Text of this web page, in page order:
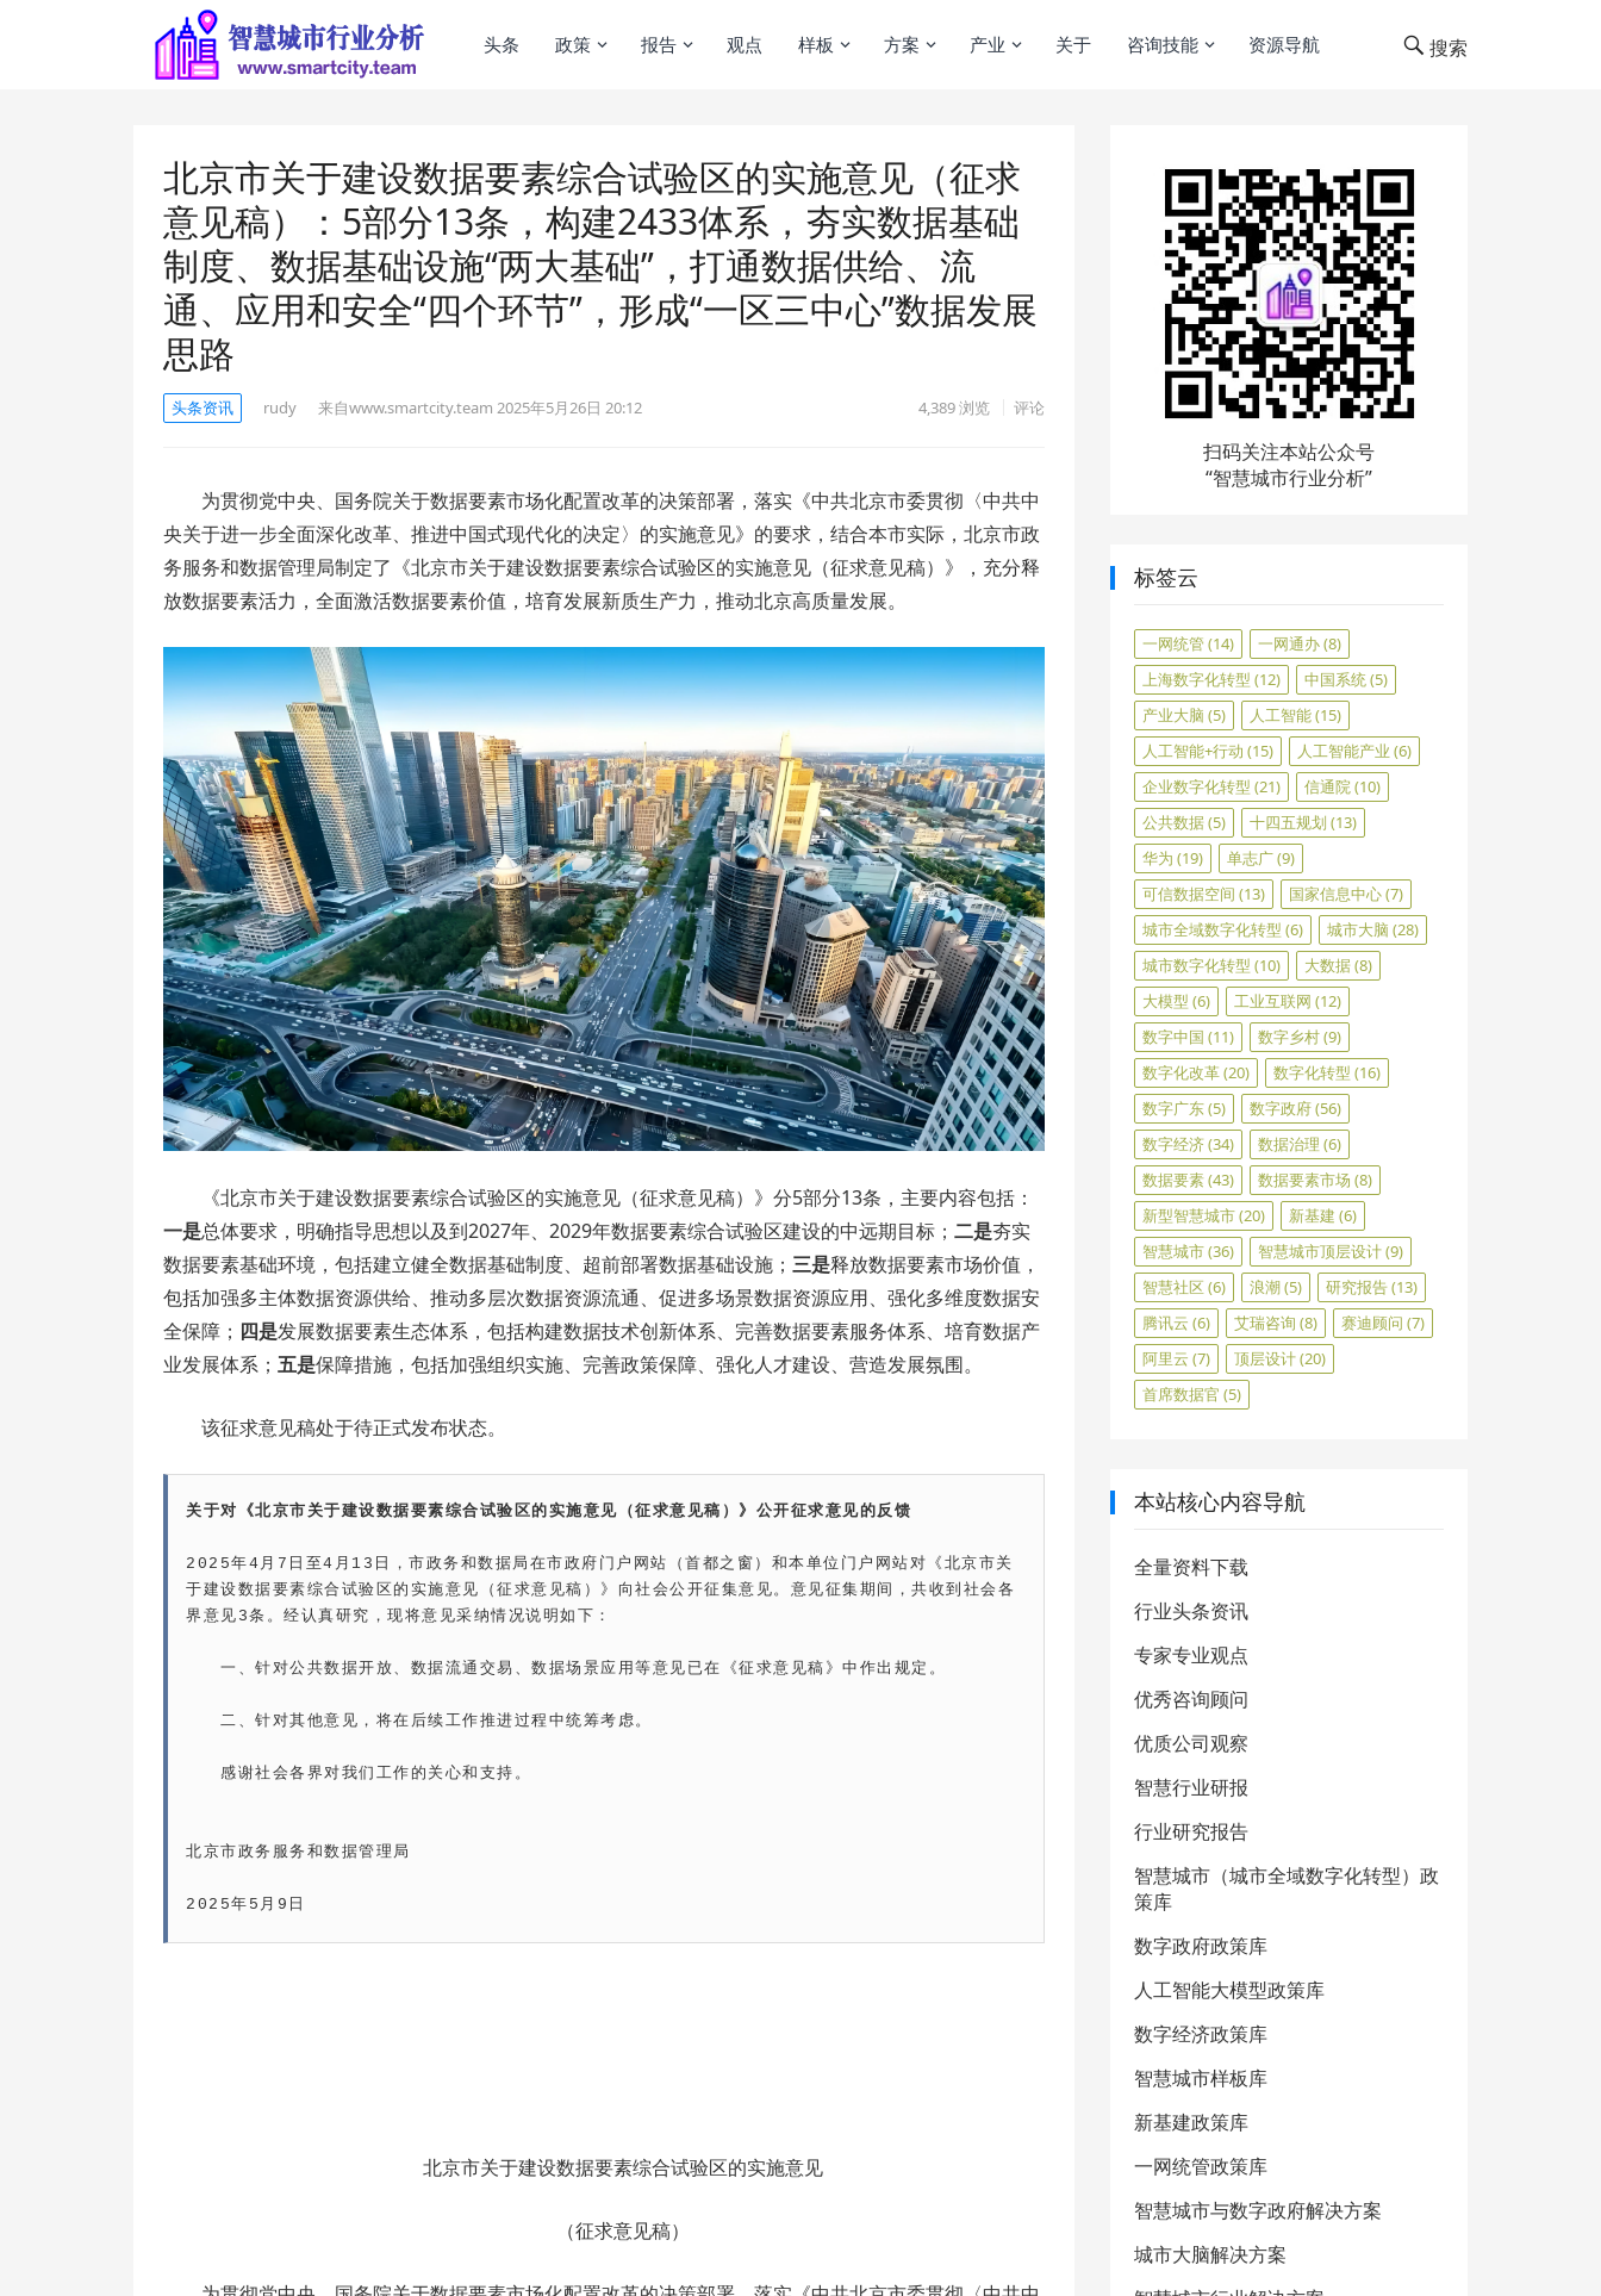
头条 政策 报告 观点 样板 方案 产业 关于 咨询技能 资源导航 搜索
北京市关于建设数据要素综合试验区的实施意见（征求
意见稿）：5部分13条，构建2433体系，夯实数据基础
制度、数据基础设施“两大基础”，打通数据供给、流
通、应用和安全“四个环节”，形成“一区三中心”数据发展
思路
头条资讯 rudy 来自www.smartcity.team 2025年5月26日 20:12 4,389浏览 评论
为贯彻党中央、国务院关于数据要素市场化配置改革的决策部署，落实《中共北京市委贯彻〈中共中
央关于进一步全面深化改革、推进中国式现代化的决定〉的实施意见》的要求，结合本市实际，北京市政
务服务和数据管理局制定了《北京市关于建设数据要素综合试验区的实施意见（征求意见稿）》，充分释
放数据要素活力，全面激活数据要素价值，培育发展新质生产力，推动北京高质量发展。
《北京市关于建设数据要素综合试验区的实施意见（征求意见稿）》分5部分13条，主要内容包括：
一是总体要求，明确指导思想以及到2027年、2029年数据要素综合试验区建设的中远期目标； 二是夯实
数据要素基础环境，包括建立健全数据基础制度、超前部署数据基础设施； 三是释放数据要素市场价值，
包括加强多主体数据资源供给、推动多层次数据资源流通、促进多场景数据资源应用、强化多维度数据安
全保障； 四是发展数据要素生态体系，包括构建数据技术创新体系、完善数据要素服务体系、培育数据产
业发展体系； 五是保障措施，包括加强组织实施、完善政策保障、强化人才建设、营造发展氛围。
该征求意见稿处于待正式发布状态。
关于对《北京市关于建设数据要素综合试验区的实施意见（征求意见稿）》公开征求意见的反馈
2025年4月7日至4月13日，市政务和数据局在市政府门户网站（首都之窗）和本单位门户网站对《北京市关
于建设数据要素综合试验区的实施意见（征求意见稿）》向社会公开征集意见。意见征集期间，共收到社会各
界意见3条。经认真研究，现将意见采纳情况说明如下：
一、针对公共数据开放、数据流通交易、数据场景应用等意见已在《征求意见稿》中作出规定。
二、针对其他意见，将在后续工作推进过程中统筹考虑。
感谢社会各界对我们工作的关心和支持。
北京市政务服务和数据管理局
2025年5月9日
北京市关于建设数据要素综合试验区的实施意见
（征求意见稿）
扫码关注本站公众号
“智慧城市行业分析”
标签云
一网统管(14) 一网通办(8)
上海数字化转型 (12) 中国系统(5)
产业大脑 (5) 人工智能(15)
人工智能+行动 (15) 人工智能产业 (6)
企业数字化转型 (21) 信通院(10)
公共数据(5) 十四五规划 (13)
华为 (19) 单志广(9)
可信数据空间 (13) 国家信息中心(7)
城市全域数字化转型 (6) 城市大脑 (28)
城市数字化转型 (10) 大数据(8)
大模型 (6) 工业互联网 (12)
数字中国 (11) 数字乡村(9)
数字化改革(20) 数字化转型 (16)
数字广东(5) 数字政府(56)
数字经济(34) 数据治理 (6)
数据要素(43) 数据要素市场 (8)
新型智慧城市(20) 新基建 (6)
智慧城市(36) 智慧城市顶层设计(9)
智慧社区 (6) 浪潮(5) 研究报告(13)
腾讯云 (6) 艾瑞咨询 (8) 赛迪顾问 (7)
阿里云 (7) 顶层设计(20)
首席数据官 (5)
本站核心内容导航
全量资料下载
行业头条资讯
专家专业观点
优秀咨询顾问
优质公司观察
智慧行业研报
行业研究报告
智慧城市（城市全域数字化转型）政
策库
数字政府政策库
人工智能大模型政策库
数字经济政策库
智慧城市样板库
新基建政策库
一网统管政策库
智慧城市与数字政府解决方案
城市大脑解决方案